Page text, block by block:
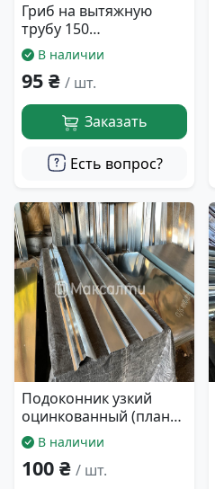
Гриб на вытяжную
трубу 150
оцинкованный
В наличии
95 ₴ / шт.
Заказать
Есть вопрос?
Подоконник узкий
оцинкованный (планка
10 см)В наличии
100 ₴ / шт.